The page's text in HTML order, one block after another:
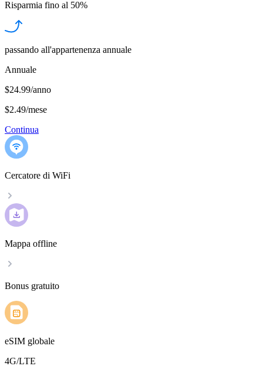
Risparmia fino al 50%
passando all'appartenenza annuale
Annuale
$24.99/anno
$2.49/mese
Continua
Cercatore di WiFi
Mappa offline
Bonus gratuito
eSIM globale
4G/LTE